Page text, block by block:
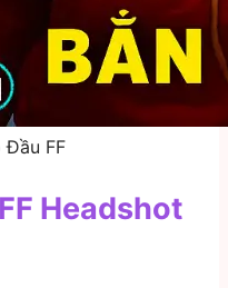
Đầu FF
Headshot